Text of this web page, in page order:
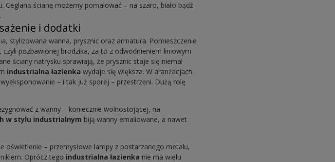
ścianę możemy pomalować – na szaro, biało bądź
i dodatki
stylizowana wanna, prysznic oraz armatura. Pomieszczenie
pozbawionej brodzika, za to z odwodnieniem liniowym
ściany natrysku sprawiają, że prysznic staje się niemal
industrialna łazienka wydaje się większa. W aranżacjach
– i tak już sporej – przestrzeni. Dużą rolę
z wanny – koniecznie wolnostojącej, na
w stylu industrialnym biją wanny emaliowane, a nawet
oświetlenie – przemysłowe lampy z postarzanego metalu,
Oprócz tego industrialna łazienka nie ma wielu